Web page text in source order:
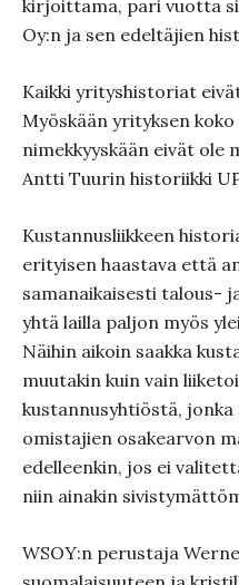
kirjoittama, pari vuotta
Oy:n ja sen edeltäjien
Kaikki yrityshistoriat
Myöskään yrityksen
nimekkyyskään eivät ole
Antti Tuurin historiikki
Kustannusliikkeen
erityisen haastava että
samanaikaisesti talous-
yhtä lailla paljon myös
Näihin aikoin saakka
muutakin kuin vain
kustannusyhtiöstä,
omistajien osakearvon
edelleenkin, jos ei
niin ainakin
WSOY:n perustaja